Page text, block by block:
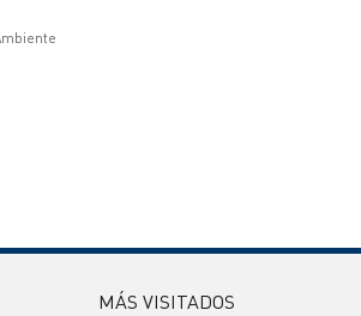
MÁS VISITADOS